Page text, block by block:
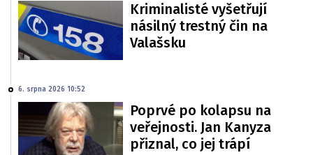
Kriminalisté vyšetřují
násilný trestný čin na
Valašsku
6. srpna 2026 10:52
Poprvé po kolapsu na
veřejnosti. Jan Kanyza
přiznal, co jej trápí